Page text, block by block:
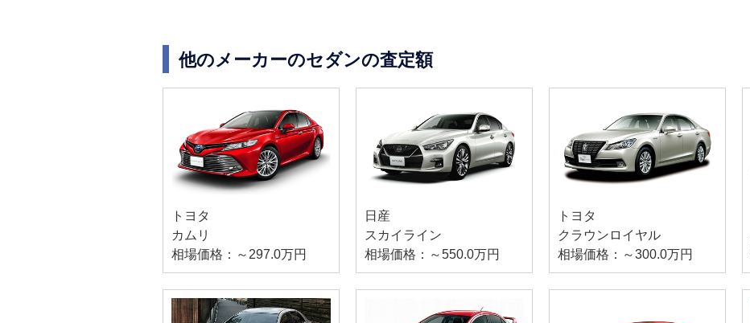
他のメーカーのセダンの査定額
トヨタ
カムリ
相場価格：～297.0万円
日産
スカイライン
相場価格：～550.0万円
トヨタ
クラウンロイヤル
相場価格：～300.0万円